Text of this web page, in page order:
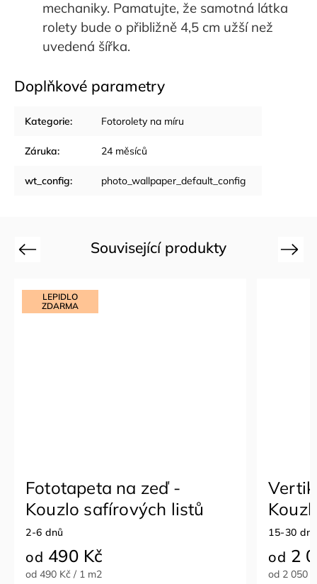
mechaniky. Pamatujte, že samotná látka
rolety bude o přibližně 4,5 cm užší než
uvedená šířka.
Doplňkové parametry
Kategorie: Fotorolety na míru
Záruka: 24 měsíců
wt_config: photo_wallpaper_default_config
Související produkty
Previous
Vertikální fotožaluzie -
Kouzlo safírových listů
od
od 2 050 Kč / 1 m2
Next